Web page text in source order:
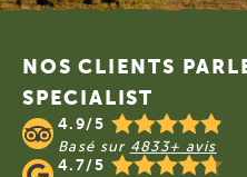
Footer
NOS CLIENTS
SPECIALIST
4.9/5
Basé sur 4833+ avis
4.7/5